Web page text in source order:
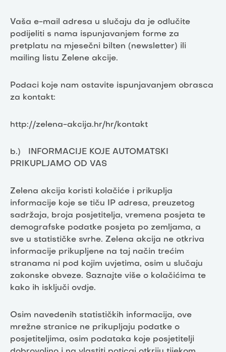
Vaša e-mail adresa u slučaju da je odlučite
podijeliti s nama ispunjavanjem forme za
pretplatu na mjesečni bilten (newsletter) ili
mailing listu Zelene akcije.
Podaci koje nam ostavite ispunjavanjem obrasca
za kontakt:
http://zelena-akcija.hr/hr/kontakt
b.) INFORMACIJE KOJE AUTOMATSKI
PRIKUPLJAMO OD VAS
Zelena akcija koristi kolačiće i prikuplja
informacije koje se tiču IP adresa, preuzetog
sadržaja, broja posjetitelja, vremena posjeta te
demografske podatke posjeta po zemljama, a
sve u statističke svrhe. Zelena akcija ne otkriva
informacije prikupljene na taj način trećim
stranama ni pod kojim uvjetima, osim u slučaju
zakonske obveze. Saznajte više o kolačićima te
kako ih isključi ovdje.
Osim navedenih statističkih informacija, ove
mrežne stranice ne prikupljaju podatke o
posjetiteljima, osim podataka koje posjetitelji